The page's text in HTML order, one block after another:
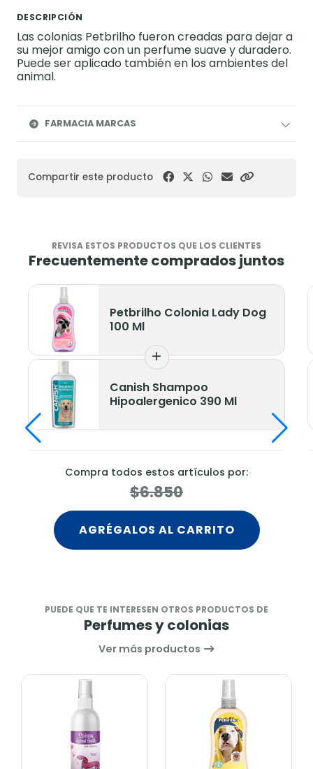
DESCRIPCIÓN
Las colonias Petbrilho fueron creadas para dejar a
su mejor amigo con un perfume suave y duradero.
Puede ser aplicado también en los ambientes del
animal.
FARMACIA MARCAS
Compartir este producto
REVISA ESTOS PRODUCTOS QUE LOS CLIENTES
Frecuentemente comprados juntos
Petbrilho Colonia Lady Dog
100 Ml
Canish Shampoo
Hipoalergenico 390 Ml
Compra todos estos artículos por:
$6.850
AGRÉGALOS AL CARRITO
PUEDE QUE TE INTERESEN OTROS PRODUCTOS DE
Perfumes y colonias
Ver más productos